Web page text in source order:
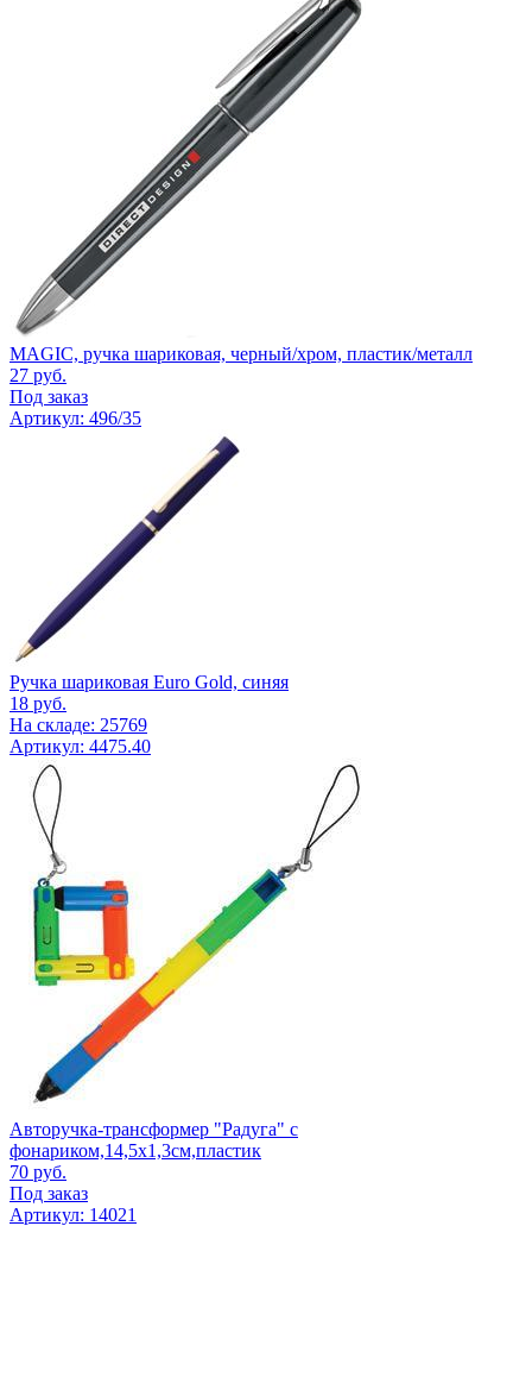
MAGIC, ручка шариковая, черный/хром, пластик/металл
27 руб.
Под заказ
Артикул: 496/35
Ручка шариковая Euro Gold, синяя
18 руб.
На складе: 25769
Артикул: 4475.40
Авторучка-трансформер "Радуга" с
фонариком,14,5х1,3см,пластик
70 руб.
Под заказ
Артикул: 14021